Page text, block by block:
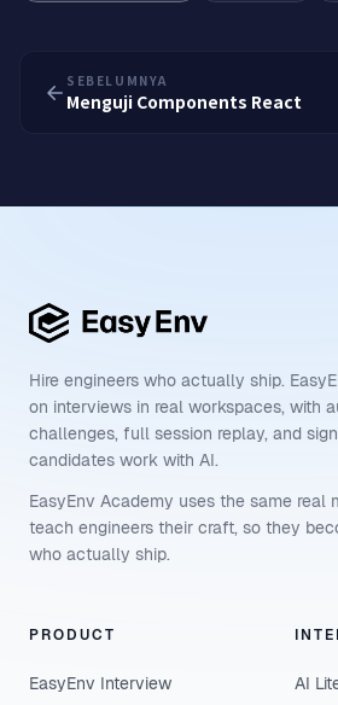
SEBELUMNYA
Menguji Components React
Hire engineers who actually ship.
on interviews in real workspaces, with
challenges, full session replay, and
candidates work with AI.
EasyEnv Academy uses the same real
teach engineers their craft, so they
who actually ship.
PRODUCT
EasyEnv Interview
AI